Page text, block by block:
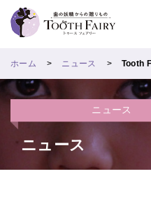
ホーム ニュース Tooth
ニュース
ニュース